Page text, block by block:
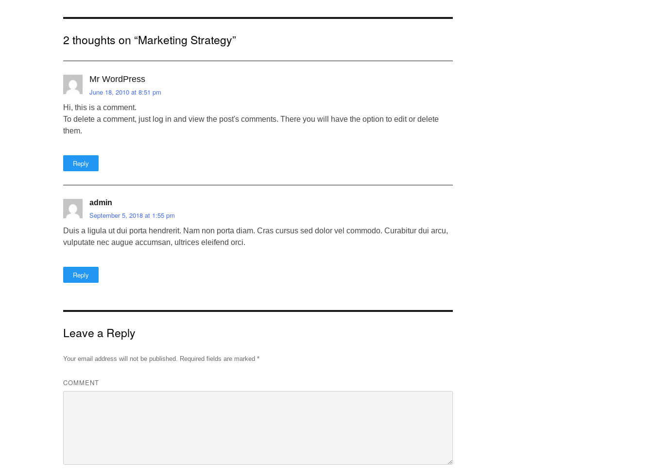
2 thoughts on “Marketing Strategy”
Mr WordPress
June 18, 2010 at 8:51 pm
Hi, this is a comment.
To delete a comment, just log in and view the post's comments. There you will have the option to edit or delete
them.
Reply
admin
September 5, 2018 at 1:55 pm
Duis a ligula ut dui porta hendrerit. Nam non porta diam. Cras cursus sed dolor vel commodo. Curabitur dui arcu,
vulputate nec augue accumsan, ultrices eleifend orci.
Reply
Leave a Reply
Your email address will not be published. Required fields are marked*
COMMENT